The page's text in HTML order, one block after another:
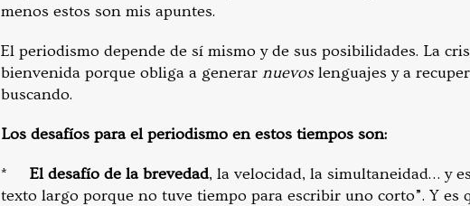
menos estos son mis apuntes.
El periodismo depende de sí mismo y de sus posibilidades. La
bienvenida porque obliga a generar nuevos lenguajes y a
buscando.
Los desafíos para el periodismo en estos tiempos son:
* El desafío de la brevedad, la velocidad, la simultaneidad… y
texto largo porque no tuve tiempo para escribir uno corto”. Y es